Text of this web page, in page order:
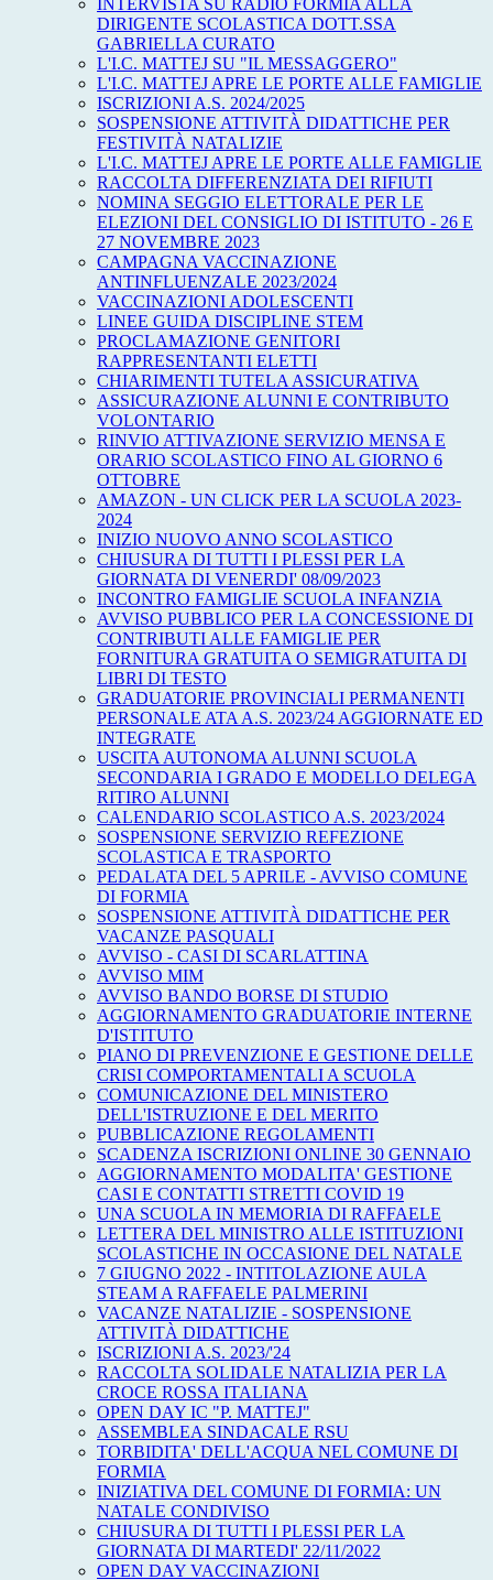
INTERVISTA SU RADIO FORMIA ALLA
DIRIGENTE SCOLASTICA DOTT.SSA
GABRIELLA CURATO
L'I.C. MATTEJ SU "IL MESSAGGERO"
L'I.C. MATTEJ APRE LE PORTE ALLE FAMIGLIE
ISCRIZIONI A.S. 2024/2025
SOSPENSIONE ATTIVITÀ DIDATTICHE PER
FESTIVITÀ NATALIZIE
L'I.C. MATTEJ APRE LE PORTE ALLE FAMIGLIE
RACCOLTA DIFFERENZIATA DEI RIFIUTI
NOMINA SEGGIO ELETTORALE PER LE
ELEZIONI DEL CONSIGLIO DI ISTITUTO - 26 E
27 NOVEMBRE 2023
CAMPAGNA VACCINAZIONE
ANTINFLUENZALE 2023/2024
VACCINAZIONI ADOLESCENTI
LINEE GUIDA DISCIPLINE STEM
PROCLAMAZIONE GENITORI
RAPPRESENTANTI ELETTI
CHIARIMENTI TUTELA ASSICURATIVA
ASSICURAZIONE ALUNNI E CONTRIBUTO
VOLONTARIO
RINVIO ATTIVAZIONE SERVIZIO MENSA E
ORARIO SCOLASTICO FINO AL GIORNO 6
OTTOBRE
AMAZON - UN CLICK PER LA SCUOLA 2023-
2024
INIZIO NUOVO ANNO SCOLASTICO
CHIUSURA DI TUTTI I PLESSI PER LA
GIORNATA DI VENERDI' 08/09/2023
INCONTRO FAMIGLIE SCUOLA INFANZIA
AVVISO PUBBLICO PER LA CONCESSIONE DI
CONTRIBUTI ALLE FAMIGLIE PER
FORNITURA GRATUITA O SEMIGRATUITA DI
LIBRI DI TESTO
GRADUATORIE PROVINCIALI PERMANENTI
PERSONALE ATA A.S. 2023/24 AGGIORNATE ED
INTEGRATE
USCITA AUTONOMA ALUNNI SCUOLA
SECONDARIA I GRADO E MODELLO DELEGA
RITIRO ALUNNI
CALENDARIO SCOLASTICO A.S. 2023/2024
SOSPENSIONE SERVIZIO REFEZIONE
SCOLASTICA E TRASPORTO
PEDALATA DEL 5 APRILE - AVVISO COMUNE
DI FORMIA
SOSPENSIONE ATTIVITÀ DIDATTICHE PER
VACANZE PASQUALI
AVVISO - CASI DI SCARLATTINA
AVVISO MIM
AVVISO BANDO BORSE DI STUDIO
AGGIORNAMENTO GRADUATORIE INTERNE
D'ISTITUTO
PIANO DI PREVENZIONE E GESTIONE DELLE
CRISI COMPORTAMENTALI A SCUOLA
COMUNICAZIONE DEL MINISTERO
DELL'ISTRUZIONE E DEL MERITO
PUBBLICAZIONE REGOLAMENTI
SCADENZA ISCRIZIONI ONLINE 30 GENNAIO
AGGIORNAMENTO MODALITA' GESTIONE
CASI E CONTATTI STRETTI COVID 19
UNA SCUOLA IN MEMORIA DI RAFFAELE
LETTERA DEL MINISTRO ALLE ISTITUZIONI
SCOLASTICHE IN OCCASIONE DEL NATALE
7 GIUGNO 2022 - INTITOLAZIONE AULA
STEAM A RAFFAELE PALMERINI
VACANZE NATALIZIE - SOSPENSIONE
ATTIVITÀ DIDATTICHE
ISCRIZIONI A.S. 2023/'24
RACCOLTA SOLIDALE NATALIZIA PER LA
CROCE ROSSA ITALIANA
OPEN DAY IC "P. MATTEJ"
ASSEMBLEA SINDACALE RSU
TORBIDITA' DELL'ACQUA NEL COMUNE DI
FORMIA
INIZIATIVA DEL COMUNE DI FORMIA: UN
NATALE CONDIVISO
CHIUSURA DI TUTTI I PLESSI PER LA
GIORNATA DI MARTEDI' 22/11/2022
OPEN DAY VACCINAZIONI